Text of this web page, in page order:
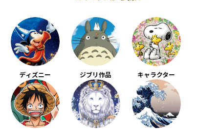
ディズニー ジブリ作品 キャラクター